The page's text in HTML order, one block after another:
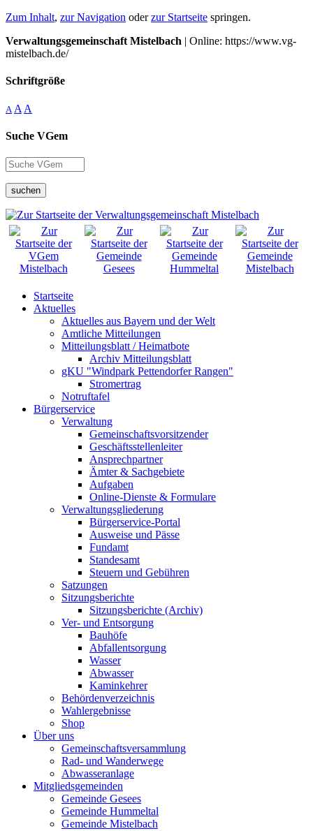
Zum Inhalt, zur Navigation oderzur Startseite springen.
Verwaltungsgemeinschaft Mistelbach | Online: https://www.vg-
mistelbach.de/
Schriftgröße
A A A
Suche VGem
suchen
Startseite
Aktuelles
Aktuelles aus Bayern und der Welt
Amtliche Mitteilungen
Mitteilungsblatt / Heimatbote
Archiv Mitteilungsblatt
gKU "Windpark Pettendorfer Rangen"
Stromertrag
Notruftafel
Bürgerservice
Verwaltung
Gemeinschaftsvorsitzender
Geschäftsstellenleiter
Ansprechpartner
Ämter & Sachgebiete
Aufgaben
Online-Dienste & Formulare
Verwaltungsgliederung
Bürgerservice-Portal
Ausweise und Pässe
Fundamt
Standesamt
Steuern und Gebühren
Satzungen
Sitzungsberichte
Sitzungsberichte (Archiv)
Ver- und Entsorgung
Bauhöfe
Abfallentsorgung
Wasser
Abwasser
Kaminkehrer
Behördenverzeichnis
Wahlergebnisse
Shop
Über uns
Gemeinschaftsversammlung
Rad- und Wanderwege
Abwasseranlage
Mitgliedsgemeinden
Gemeinde Gesees
Gemeinde Hummeltal
Gemeinde Mistelbach